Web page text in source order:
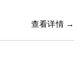
查看详情 →